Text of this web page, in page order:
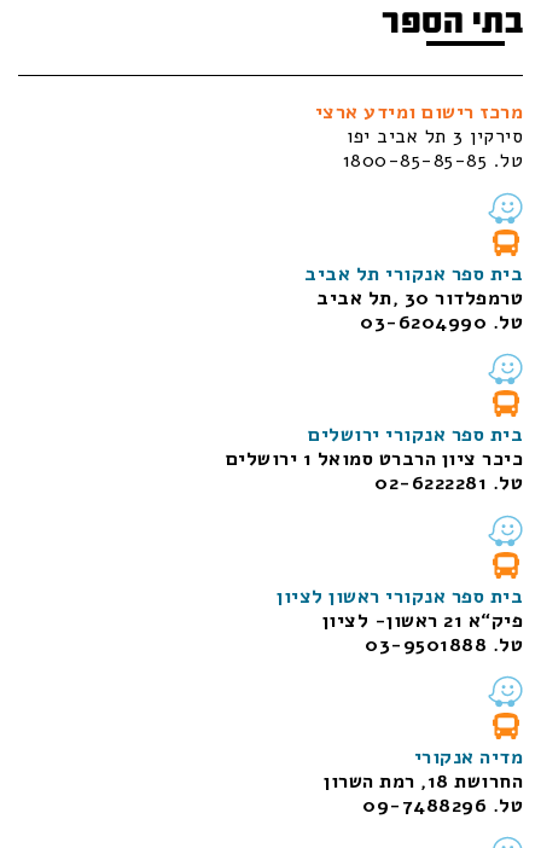
בתי הספר
מרכז רישום ומידע ארצי
סירקין 3 תל אביב יפו
טל. 1800-85-85-85
בית ספר אנקורי תל אביב
טרמפלדור 30 ,תל אביב
טל. 03-6204990
בית ספר אנקורי ירושלים
כיכר ציון הרברט סמואל 1
ירושלים
טל. 02-6222281
בית ספר אנקורי ראשון לציון
פיק“א 21 ראשון- לציון
טל. 03-9501888
מדיה אנקורי
החרושת 18, רמת השרון
טל. 09-7488296